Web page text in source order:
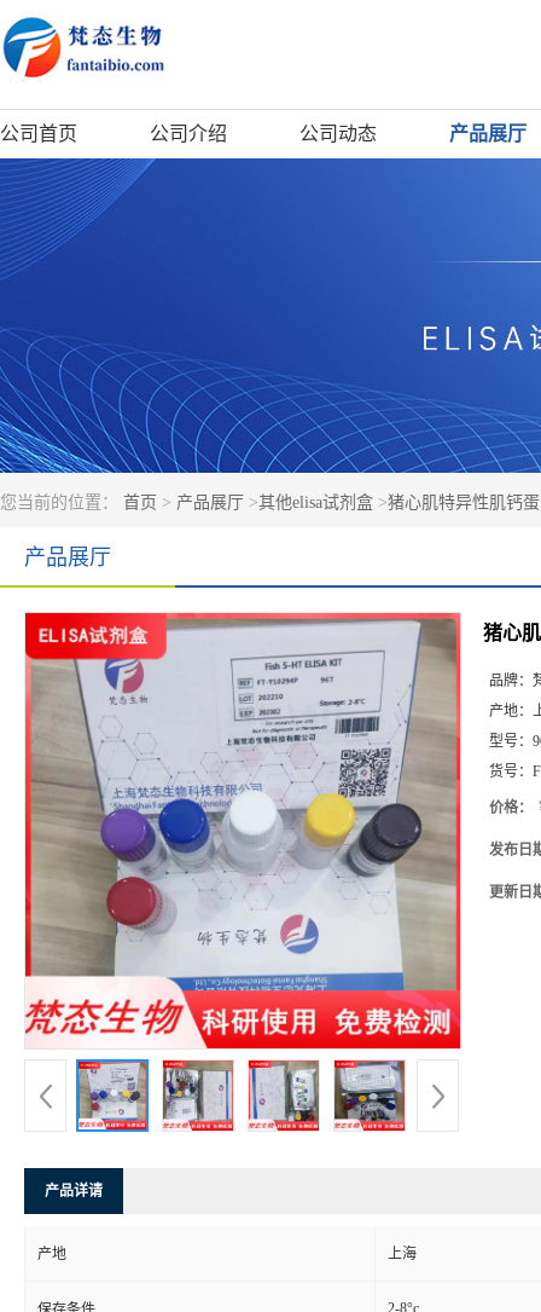
公司首页 公司介绍 公司动态 产品展厅
您当前的位置： 首页 > 产品展厅 >其他elisa试剂盒 >猪心肌特异性肌钙
产品展厅
猪心
品牌：
产地：
型号：
货号：
价格：
发布日
更新日
产品详请
产地 上海
2-8°c